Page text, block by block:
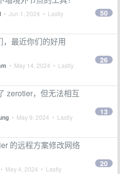
• Jun 1, 2024 • Lastly
50
，最近你们的好用
• May 14, 2024 • Lastly
26
zerotier，但无法相互
• May 9, 2024 • Lastly
13
的远程方案修改网络
• May 4, 2024 • Lastly
20